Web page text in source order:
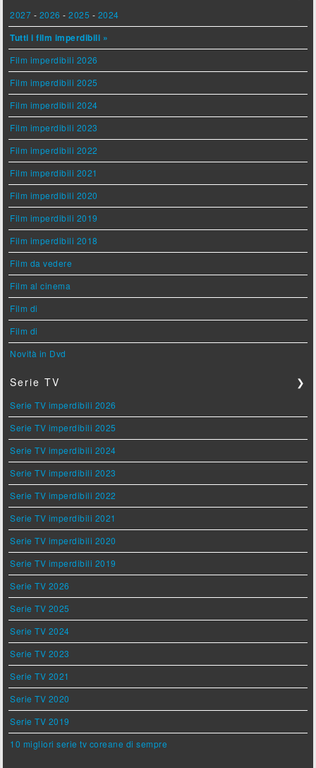
2027 - 2026 -2025 - 2024
Tutti i film imperdibili »
Film imperdibili 2026
Film imperdibili 2025
Film imperdibili 2024
Film imperdibili 2023
Film imperdibili 2022
Film imperdibili 2021
Film imperdibili 2020
Film imperdibili 2019
Film imperdibili 2018
Film da vedere
Film al cinema
Film di
Film di
Novità in Dvd
Serie TV ❯
Serie TV imperdibili 2026
Serie TV imperdibili 2025
Serie TV imperdibili 2024
Serie TV imperdibili 2023
Serie TV imperdibili 2022
Serie TV imperdibili 2021
Serie TV imperdibili 2020
Serie TV imperdibili 2019
Serie TV 2026
Serie TV 2025
Serie TV 2024
Serie TV 2023
Serie TV 2021
Serie TV 2020
Serie TV 2019
10 migliori serie tv coreane di sempre